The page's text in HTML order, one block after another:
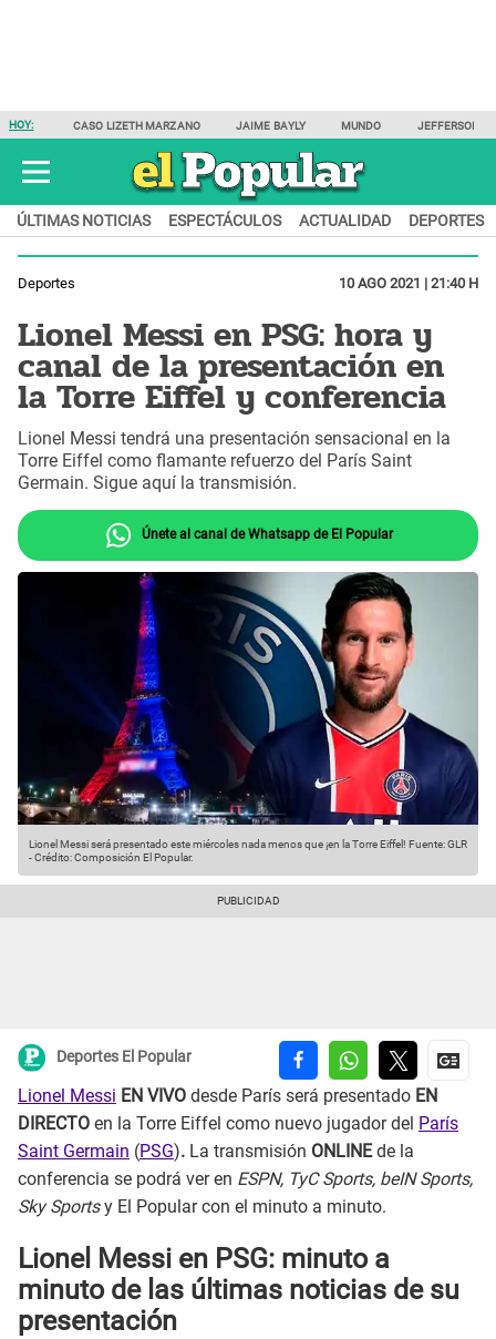
HOY: CASO LIZETH MARZANO JAIME BAYLY MUNDO JEFFERSON
ÚLTIMAS NOTICIAS ESPECTÁCULOS ACTUALIDAD DEPORTES
Deportes 10 AGO 2021 | 21:40 H
Lionel Messi en PSG: hora y
canal de la presentación en
la Torre Eiffel y conferencia
Lionel Messi tendrá una presentación sensacional en la
Torre Eiffel como flamante refuerzo del París Saint
Germain. Sigue aquí la transmisión.
Únete al canal de Whatsapp de El Popular
Lionel Messi será presentado este miércoles nada menos que ¡en la Torre Eiffel! Fuente: GLR
-Crédito: Composición El Popular.
Deportes El Popular
Lionel Messi EN VIVO desde París será presentado EN
DIRECTO en la Torre Eiffel como nuevo jugador del París
Saint Germain (PSG). La transmisión ONLINEde la
conferencia se podrá ver en ESPN, TyC Sports, beIN Sports,
Sky Sportsy El Popular con el minuto a minuto.
Lionel Messi en PSG: minuto a
minuto de las últimas noticias de su
presentación